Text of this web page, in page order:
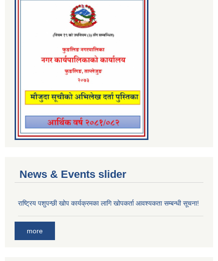
News & Events slider
राष्ट्रिय पशुपन्छी खोप कार्यक्रमका लागि खोपकर्ता आवश्यकता सम्बन्धी सूचना!
more